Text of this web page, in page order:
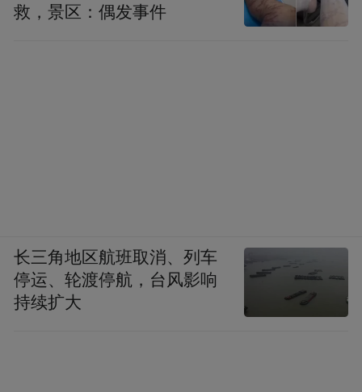
救，景区：偶发事件
长三角地区航班取消、列车
停运、轮渡停航，台风影响
持续扩大